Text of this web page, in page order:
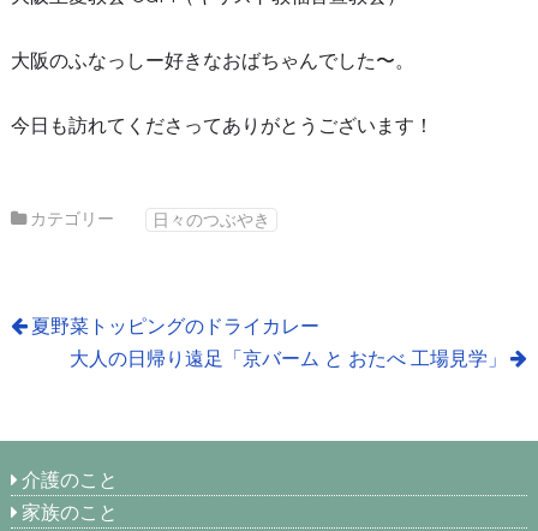
大阪のふなっしー好きなおばちゃんでした〜。
今日も訪れてくださってありがとうございます！
カテゴリー 日々のつぶやき
夏野菜トッピングのドライカレー
大人の日帰り遠足「京バーム と おたべ 工場見学」
介護のこと
家族のこと